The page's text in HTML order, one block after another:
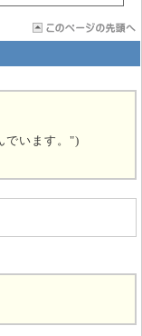
でいます。")